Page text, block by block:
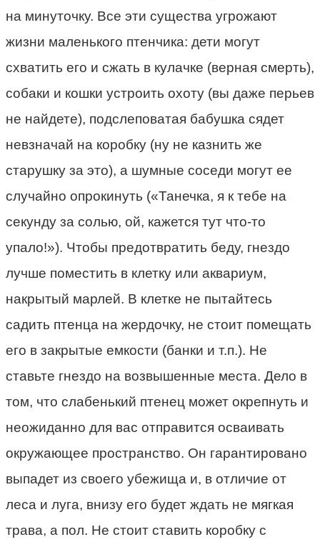
на минуточку. Все эти существа угрожают
жизни маленького птенчика: дети могут
схватить его и сжать в кулачке (верная смерть),
собаки и кошки устроить охоту (вы даже перьев
не найдете), подслеповатая бабушка сядет
невзначай на коробку (ну не казнить же
старушку за это), а шумные соседи могут ее
случайно опрокинуть («Танечка, я к тебе на
секунду за солью, ой, кажется тут что-то
упало!»). Чтобы предотвратить беду, гнездо
лучше поместить в клетку или аквариум,
накрытый марлей. В клетке не пытайтесь
садить птенца на жердочку, не стоит помещать
его в закрытые емкости (банки и т.п.). Не
ставьте гнездо на возвышенные места. Дело в
том, что слабенький птенец может окрепнуть и
неожиданно для вас отправится осваивать
окружающее пространство. Он гарантировано
выпадет из своего убежища и, в отличие от
леса и луга, внизу его будет ждать не мягкая
трава, а пол. Не стоит ставить коробку с